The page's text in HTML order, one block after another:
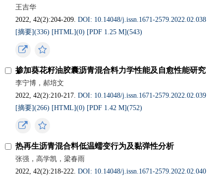
王吉华
2022, 42(2):204-209.DOI: 10.14048/j.issn.1671-2579.2022.02.038
[摘要](336) [HTML](0) [PDF 1.25 M](543)
掺加葵花籽油胶囊沥青混合料力学性能及自愈性能研究
李宁博，郝培文
2022, 42(2):210-217.DOI: 10.14048/j.issn.1671-2579.2022.02.039
[摘要](266) [HTML](0) [PDF 1.42 M](752)
热再生沥青混合料低温蠕变行为及黏弹性分析
张强，高学凯，梁春雨
2022, 42(2):218-222.DOI: 10.14048/j.issn.1671-2579.2022.02.040